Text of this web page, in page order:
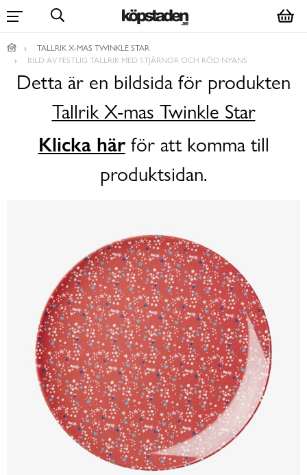
TALLRIK X-MAS TWINKLE STAR
BILD AV FESTLIG TALLRIK MED STJÄRNOR OCH RÖD NYANS
Detta är en bildsida för produkten
Tallrik X-mas Twinkle Star
Klicka härför att komma till
produktsidan.